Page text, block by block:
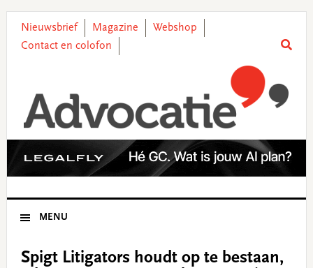
primary
main
primary
footer
Nieuwsbrief Magazine
Webshop
Contact en colofon
MENU
Spigt Litigators houdt op te bestaan,